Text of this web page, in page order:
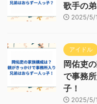
歌手の
2025/5/
アイドル
岡佑吏
で事務
子！
2025/5/